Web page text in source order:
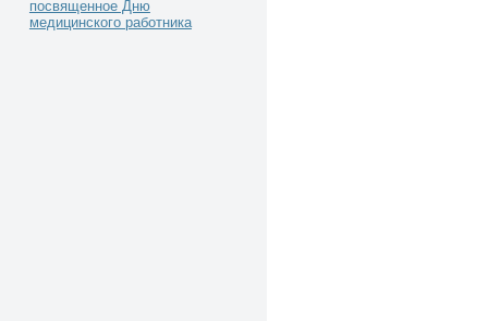
посвященное Дню
медицинского работника